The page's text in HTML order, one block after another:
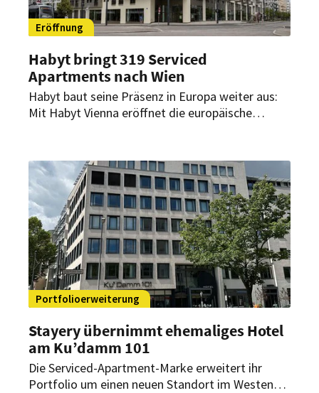
Eröffnung
Habyt bringt 319 Serviced
Apartments nach Wien
Habyt baut seine Präsenz in Europa weiter aus:
Mit Habyt Vienna eröffnet die europäische
Projekte des Jahres in die österreichische
Hauptstadt.
Portfolioerweiterung
Stayery übernimmt ehemaliges Hotel
am Ku’damm 101
Die Serviced-Apartment-Marke erweitert ihr
Portfolio um einen neuen Standort im Westen